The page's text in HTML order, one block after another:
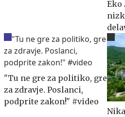
Eko
"Tu ne gre za politiko, gre
za zdravje. Poslanci,
podprite zakon!" #video